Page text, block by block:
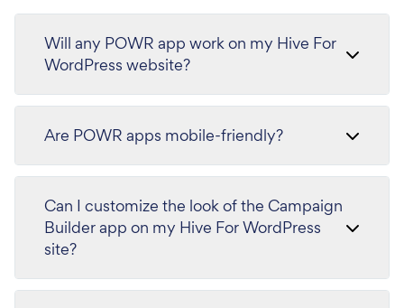
Will any POWR app work on my Hive For
WordPress website?
Are POWR apps mobile-friendly?
Can I customize the look of the Campaign
Builder app on my Hive For WordPress
site?